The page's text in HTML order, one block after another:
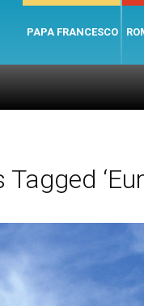
PAPA FRANCESCO
Tagged